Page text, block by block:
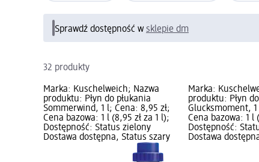
Sprawdź dostępność w sklepie dm
32 produkty
Marka: Kuschelweich; Nazwa
produktu: Płyn do płukania
Sommerwind, 1 l; Cena: 8,95 zł;
Cena bazowa: 1 l (8,95 zł za 1 l);
Dostępność: Status zielony
Dostawa dostępna, Status szary
Marka:
produktu: Płyn
Glucksmoment, 1
Cena bazowa: 1 l
Dostępność:
Dostawa